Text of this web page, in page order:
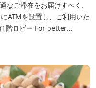
なご滞在をお届けすべく、
ATMを設置し、ご利用いた
For better
cash dispenser will